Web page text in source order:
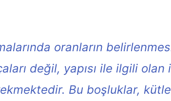
oranların
değil, yapısı ile ilgili
Bu boşluklar,